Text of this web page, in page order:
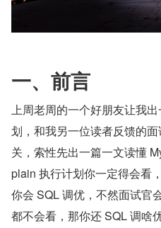
一、前言
上周老周的一个好朋友让我
划，和我另一位读者反馈的
关，索性先出一篇一文读懂
plain 执行计划你一定得会看
你会 SQL 调优，不然面试官
都不会看，那你还 SQL 调啥